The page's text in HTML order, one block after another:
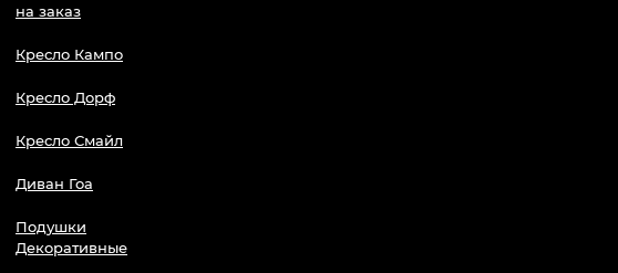
на заказ
Кресло Кампо
Кресло Дорф
Кресло Смайл
Диван Гоа
Подушки
Декоративные